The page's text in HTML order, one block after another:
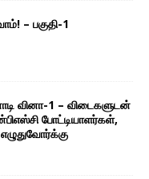
– பகுதி-1
வினா-1 – விடைகளுடன்
போட்டியாளர்கள்,